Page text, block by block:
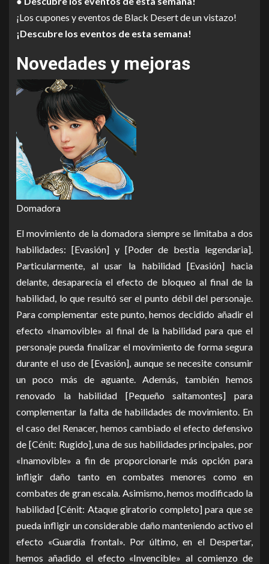
¡Los cupones y eventos de Black Desert de un vistazo!
¡Descubre los eventos de esta semana!
Novedades y mejoras
Domadora
El movimiento de la domadora siempre se limitaba a dos
habilidades: [Evasión] y [Poder de bestia legendaria].
Particularmente, al usar la habilidad [Evasión] hacia
delante, desaparecía el efecto de bloqueo al final de la
habilidad, lo que resultó ser el punto débil del personaje.
Para complementar este punto, hemos decidido añadir el
efecto «Inamovible» al final de la habilidad para que el
personaje pueda finalizar el movimiento de forma segura
durante el uso de [Evasión], aunque se necesite consumir
un poco más de aguante. Además, también hemos
renovado la habilidad [Pequeño saltamontes] para
complementar la falta de habilidades de movimiento. En
el caso del Renacer, hemos cambiado el efecto defensivo
de [Cénit: Rugido], una de sus habilidades principales, por
«Inamovible» a fin de proporcionarle más opción para
infligir daño tanto en combates menores como en
combates de gran escala. Asimismo, hemos modificado la
habilidad [Cénit: Ataque giratorio completo] para que se
pueda infligir un considerable daño manteniendo activo el
efecto «Guardia frontal». Por último, en el Despertar,
hemos añadido el efecto «Invencible» al comienzo de